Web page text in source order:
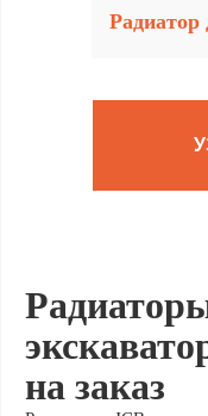
Радиатор
на заказ